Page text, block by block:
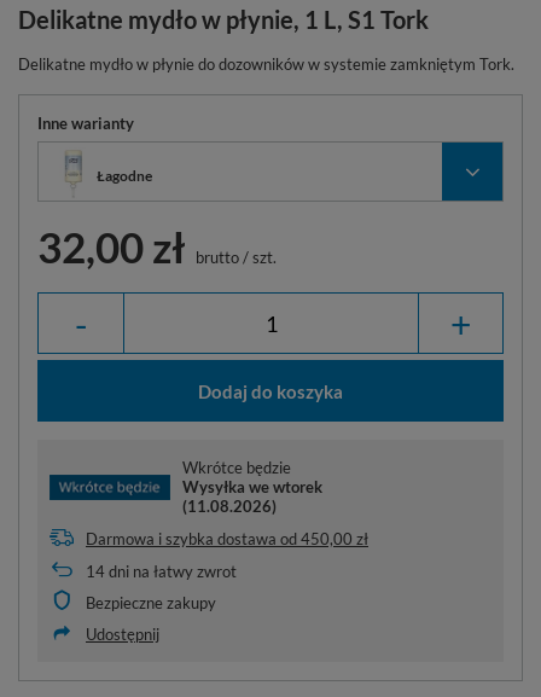
Delikatne mydło w płynie, 1 L, S1 Tork
Delikatne mydło w płynie do dozowników w systemie zamkniętym Tork.
Inne warianty
Łagodne
32,00 zł brutto/szt.
- +
Dodaj do koszyka
Wkrótce będzie
Wysyłka we wtorek
(11.08.2026)
Darmowa i szybka dostawa od450,00 zł
14dni na łatwy zwrot
Bezpieczne zakupy
Udostępnij